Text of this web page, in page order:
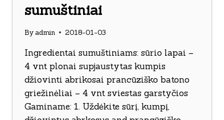
sumuštiniai
By admin 2018-01-03
Ingredientai sumuštiniams: sūrio lapai –
4 vnt plonai supjaustytas kumpis
džiovinti abrikosai prancūziško batono
griežinėliai – 4 vnt sviestas garstyčios
Gaminame: 1. Uždėkite sūrį, kumpį,